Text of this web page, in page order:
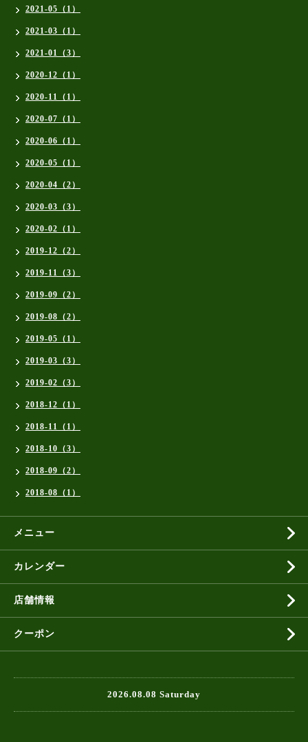
2021-05（1）
2021-03（1）
2021-01（3）
2020-12（1）
2020-11（1）
2020-07（1）
2020-06（1）
2020-05（1）
2020-04（2）
2020-03（3）
2020-02（1）
2019-12（2）
2019-11（3）
2019-09（2）
2019-08（2）
2019-05（1）
2019-03（3）
2019-02（3）
2018-12（1）
2018-11（1）
2018-10（3）
2018-09（2）
2018-08（1）
メニュー
カレンダー
店舗情報
クーポン
2026.08.08 Saturday